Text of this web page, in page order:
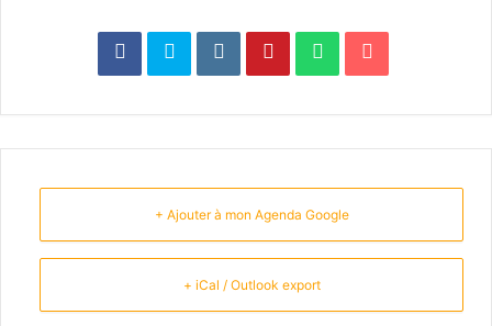
+ Ajouter à mon Agenda Google
+ iCal / Outlook export